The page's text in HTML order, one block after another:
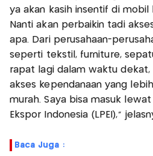
ya akan kasih insentif di mobil
Nanti akan perbaikin tadi
apa. Dari perusahaan-
seperti tekstil, furniture,
rapat lagi dalam waktu dekat,
akses kependanaan yang
murah. Saya bisa masuk
Ekspor Indonesia (LPEI),"
Baca Juga :